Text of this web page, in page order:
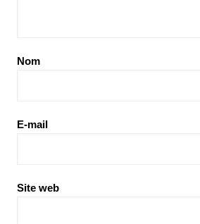
Nom
E-mail
Site web